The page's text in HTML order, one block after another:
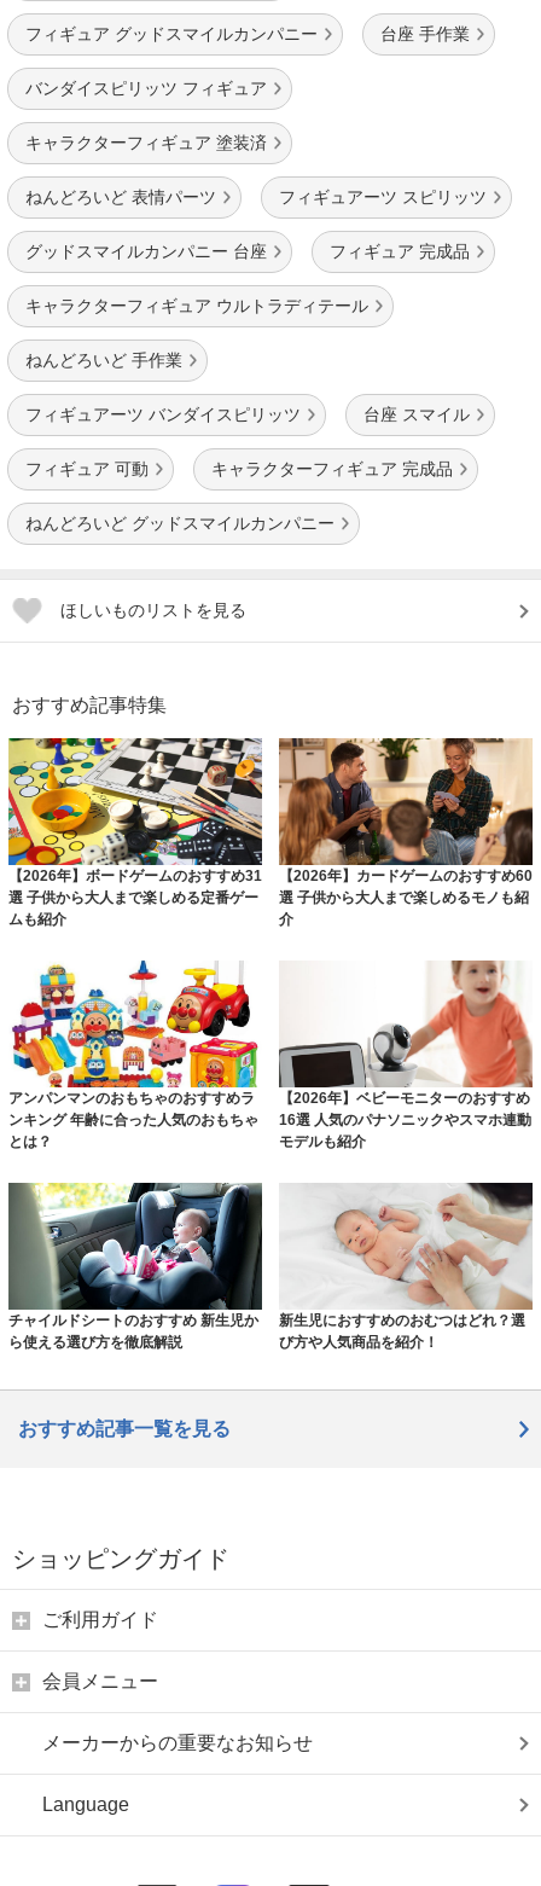
フィギュア グッドスマイルカンパニー 台座 手作業
バンダイスピリッツ フィギュア
キャラクターフィギュア 塗装済
ねんどろいど 表情パーツ フィギュアーツ スピリッツ
グッドスマイルカンパニー 台座 フィギュア 完成品
キャラクターフィギュア ウルトラディテール
ねんどろいど 手作業
フィギュアーツ バンダイスピリッツ 台座 スマイル
フィギュア 可動 キャラクターフィギュア 完成品
ねんどろいど グッドスマイルカンパニー
ほしいものリストを見る
おすすめ記事特集
【2026年】ボードゲームのおすすめ31
選 子供から大人まで楽しめる定番ゲー
ムも紹介
【2026年】カードゲームのおすすめ60
選 子供から大人まで楽しめるモノも紹
介
アンパンマンのおもちゃのおすすめラ
ンキング 年齢に合った人気のおもちゃ
とは？
【2026年】ベビーモニターのおすすめ
16選 人気のパナソニックやスマホ連動
モデルも紹介
チャイルドシートのおすすめ 新生児か
ら使える選び方を徹底解説
新生児におすすめのおむつはどれ？選
び方や人気商品を紹介！
おすすめ記事一覧を見る
ショッピングガイド
ご利用ガイド
会員メニュー
メーカーからの重要なお知らせ
Language